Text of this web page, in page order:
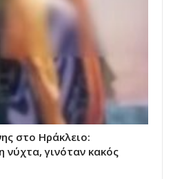
στο Ηράκλειο:
νύχτα, γινόταν κακός